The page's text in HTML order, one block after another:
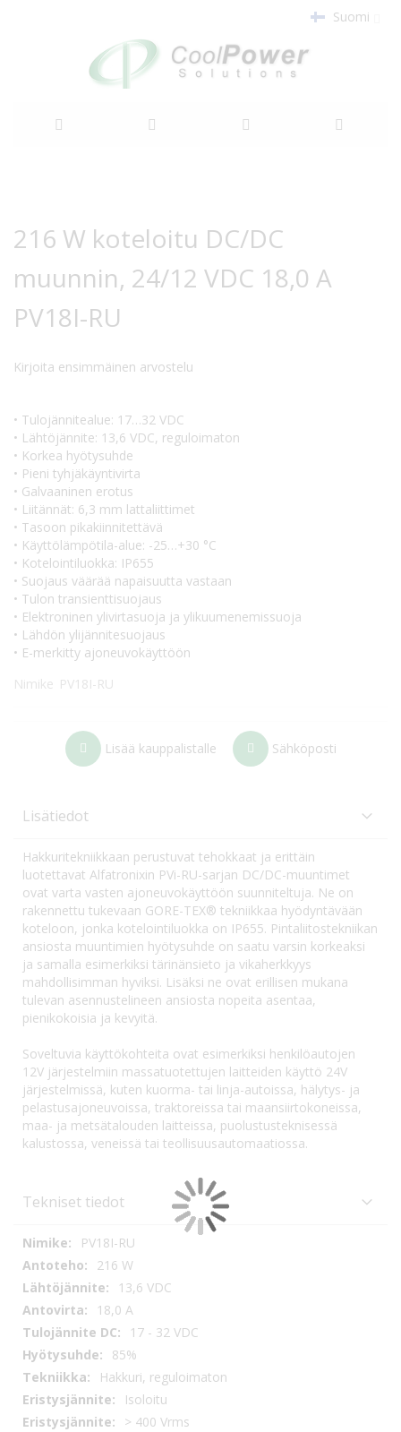
Suomi
loppuun
alkuun
216 W koteloitu DC/DC
muunnin, 24/12 VDC 18,0 A
PV18I-RU
Kirjoita ensimmäinen arvostelu
• Tulojännitealue: 17…32 VDC
• Lähtöjännite: 13,6 VDC, reguloimaton
• Korkea hyötysuhde
• Pieni tyhjäkäyntivirta
• Galvaaninen erotus
• Liitännät: 6,3 mm lattaliittimet
• Tasoon pikakiinnitettävä
• Käyttölämpötila-alue: -25…+30 °C
• Kotelointiluokka: IP655
• Suojaus väärää napaisuutta vastaan
• Tulon transienttisuojaus
• Elektroninen ylivirtasuoja ja ylikuumenemissuoja
• Lähdön ylijännitesuojaus
• E-merkitty ajoneuvokäyttöön
Nimike PV18I-RU
Lisää kauppalistalle Sähköposti
Lisätiedot
Hakkuritekniikkaan perustuvat tehokkaat ja erittäin
luotettavat Alfatronixin PVi-RU-sarjan DC/DC-muuntimet
ovat varta vasten ajoneuvokäyttöön suunniteltuja. Ne on
rakennettu tukevaan GORE-TEX® tekniikkaa hyödyntävään
koteloon, jonka kotelointiluokka on IP655. Pintaliitostekniikan
ansiosta muuntimien hyötysuhde on saatu varsin korkeaksi
ja samalla esimerkiksi tärinänsieto ja vikaherkkyys
mahdollisimman hyviksi. Lisäksi ne ovat erillisen mukana
tulevan asennustelineen ansiosta nopeita asentaa,
pienikokoisia ja kevyitä.
Soveltuvia käyttökohteita ovat esimerkiksi henkilöautojen
12V järjestelmiin massatuotettujen laitteiden käyttö 24V
järjestelmissä, kuten kuorma- tai linja-autoissa, hälytys- ja
pelastusajoneuvoissa, traktoreissa tai maansiirtokoneissa,
maa- ja metsätalouden laitteissa, puolustusteknisessä
kalustossa, veneissä tai teollisuusautomaatiossa.
Tekniset tiedot
Tekniset
tiedot
PV18I-RU
216 W
13,6 VDC
18,0 A
17 - 32 VDC
85%
Hakkuri, reguloimaton
Isoloitu
> 400 Vrms